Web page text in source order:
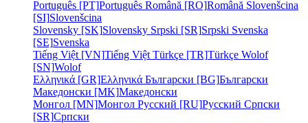
Português [PT]Português Română [RO]Română Slovenšcina
[SI]Slovenšcina
Slovensky [SK]Slovensky Srpski [SR]Srpski Svenska
[SE]Svenska
Tiếng Việt [VN]Tiếng Việt Türkçe [TR]Türkçe Wolof
[SN]Wolof
Ελληνικά [GR]Ελληνικά Български [BG]Български
Македонски [MK]Македонски
Монгол [MN]Монгол Русский [RU]Русский Српски
[SR]Српски